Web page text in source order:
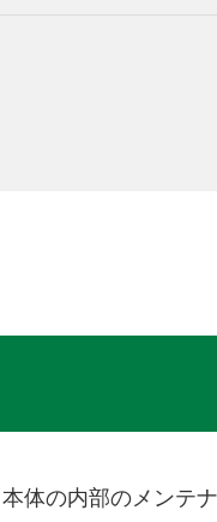
体の内部のメンテ